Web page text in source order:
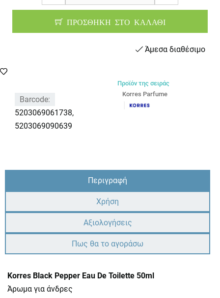
ΠΡΟΣΘΗΚΗ ΣΤΟ ΚΑΛΑΘΙ
Άμεσα διαθέσιμο
Barcode:
5203069061738,
5203069090639
Προϊόν της σειράς
Korres Parfume
Περιγραφή
Χρήση
Αξιολογήσεις
Πως θα το αγοράσω
Korres Black Pepper Eau De Toilette 50ml
Άρωμα για άνδρες